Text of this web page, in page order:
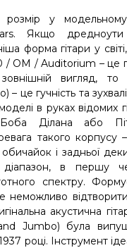
розмір у
Якщо
форма гітари у
/ OM / Auditorium – це
вигляд,
– це гучність та
в руках відомих
Боба Ділана або
такого корпусу
і задньої
діапазон, в першу
спектру.
неможливо
акустична
Jumbo) була
році. Інструмент